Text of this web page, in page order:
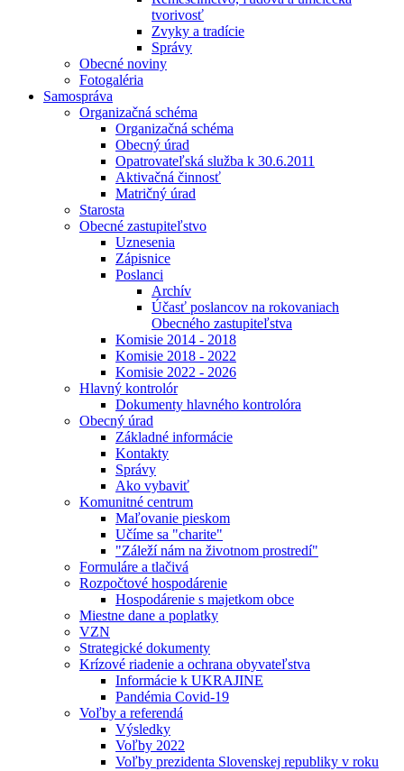
tvorivosť
Zvyky a tradície
Správy
Obecné noviny
Fotogaléria
Samospráva
Organizačná schéma
Organizačná schéma
Obecný úrad
Opatrovateľská služba k 30.6.2011
Aktivačná činnosť
Matričný úrad
Starosta
Obecné zastupiteľstvo
Uznesenia
Zápisnice
Poslanci
Archív
Účasť poslancov na rokovaniach
Obecného zastupiteľstva
Komisie 2014 - 2018
Komisie 2018 - 2022
Komisie 2022 - 2026
Hlavný kontrolór
Dokumenty hlavného kontrolóra
Obecný úrad
Základné informácie
Kontakty
Správy
Ako vybaviť
Komunitné centrum
Maľovanie pieskom
Učíme sa "charite"
"Záleží nám na životnom prostredí"
Formuláre a tlačivá
Rozpočtové hospodárenie
Hospodárenie s majetkom obce
Miestne dane a poplatky
VZN
Strategické dokumenty
Krízové riadenie a ochrana obyvateľstva
Informácie k UKRAJINE
Pandémia Covid-19
Voľby a referendá
Výsledky
Voľby 2022
Voľby prezidenta Slovenskej republiky v roku